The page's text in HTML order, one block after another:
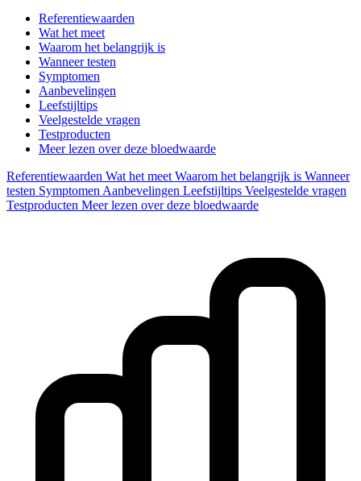
Referentiewaarden
Wat het meet
Waarom het belangrijk is
Wanneer testen
Symptomen
Aanbevelingen
Leefstijltips
Veelgestelde vragen
Testproducten
Meer lezen over deze bloedwaarde
Referentiewaarden Wat het meet Waarom het belangrijk is Wanneer
testen Symptomen Aanbevelingen Leefstijltips Veelgestelde vragen
Testproducten Meer lezen over deze bloedwaarde